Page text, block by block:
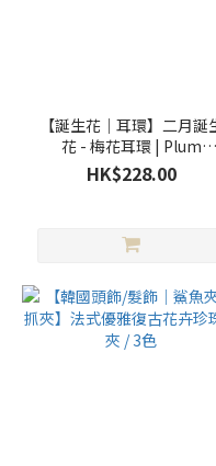
【誕生花｜耳環】二月誕
花 - 梅花耳環 | Plum
Blossom | 高潔與堅毅
HK$228.00